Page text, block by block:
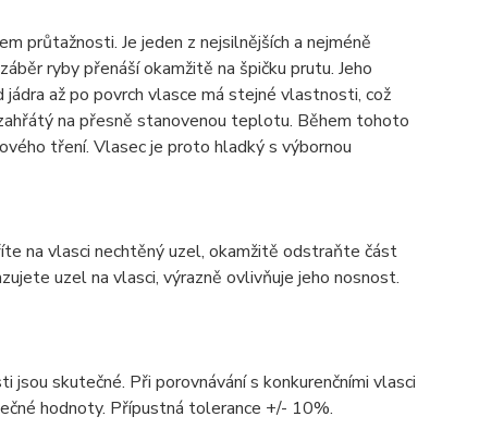
průtažnosti. Je jeden z nejsilnějších a nejméně
ryby přenáší okamžitě na špičku prutu. Jeho
až po povrch vlasce má stejné vlastnosti, což
na přesně stanovenou teplotu. Během tohoto
tření. Vlasec je proto hladký s výbornou
na vlasci nechtěný uzel, okamžitě odstraňte část
uzel na vlasci, výrazně ovlivňuje jeho nosnost.
jsou skutečné. Při porovnávání s konkurenčními vlasci
hodnoty. Přípustná tolerance +/- 10%.